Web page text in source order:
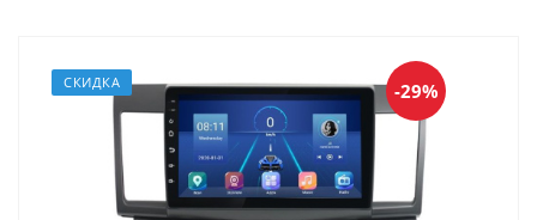
СКИДКА -29%